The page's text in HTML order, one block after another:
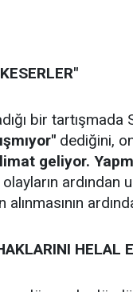
bir tartışmada
dediğini,
geliyor.
ardından
alınmasının
HELAL